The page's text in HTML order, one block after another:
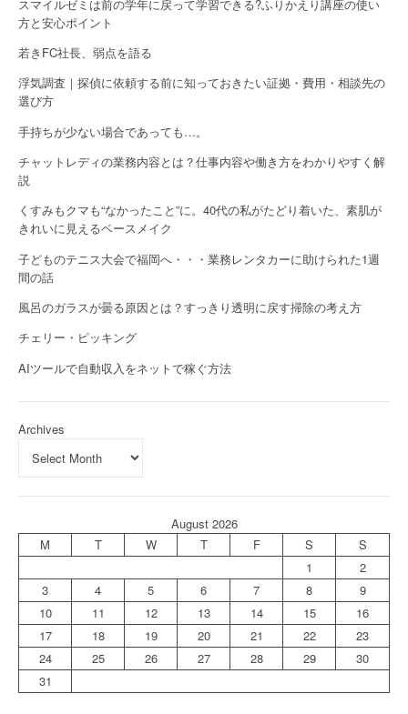
スマイルゼミは前の学年に戻って学習できる?ふりかえり講座の使い
方と安心ポイント
若きFC社長、弱点を語る
浮気調査｜探偵に依頼する前に知っておきたい証拠・費用・相談先の
選び方
手持ちが少ない場合であっても…。
チャットレディの業務内容とは？仕事内容や働き方をわかりやすく解
説
くすみもクマも“なかったこと”に。40代の私がたどり着いた、素肌が
きれいに見えるベースメイク
子どものテニス大会で福岡へ・・・業務レンタカーに助けられた1週
間の話
風呂のガラスが曇る原因とは？すっきり透明に戻す掃除の考え方
チェリー・ピッキング
AIツールで自動収入をネットで稼ぐ方法
Archives
August 2026
M
T W T F S
S
1
2
3
4 5 6 7 8
9
10
11 12 13 14 15
16
17
18 19 20 21 22
23
24
25 26 27 28 29
30
31